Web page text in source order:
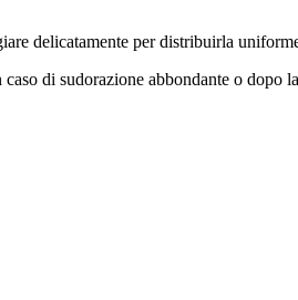
delicatamente per distribuirla
di sudorazione abbondante o dopo